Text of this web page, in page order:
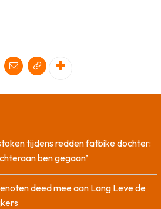
tijdens redden fatbike dochter:
ben gegaan’
deed mee aan Lang Leve de